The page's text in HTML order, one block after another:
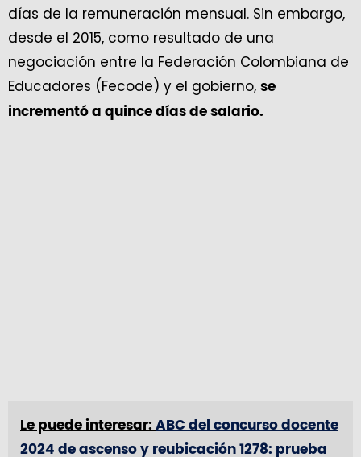
días de la remuneración mensual. Sin embargo,
desde el 2015, como resultado de una
negociación entre la Federación Colombiana de
Educadores (Fecode) y el gobierno, se
incrementó a quince días de salario.
Le puede interesar: ABC del concurso docente
2024 de ascenso y reubicación 1278: prueba